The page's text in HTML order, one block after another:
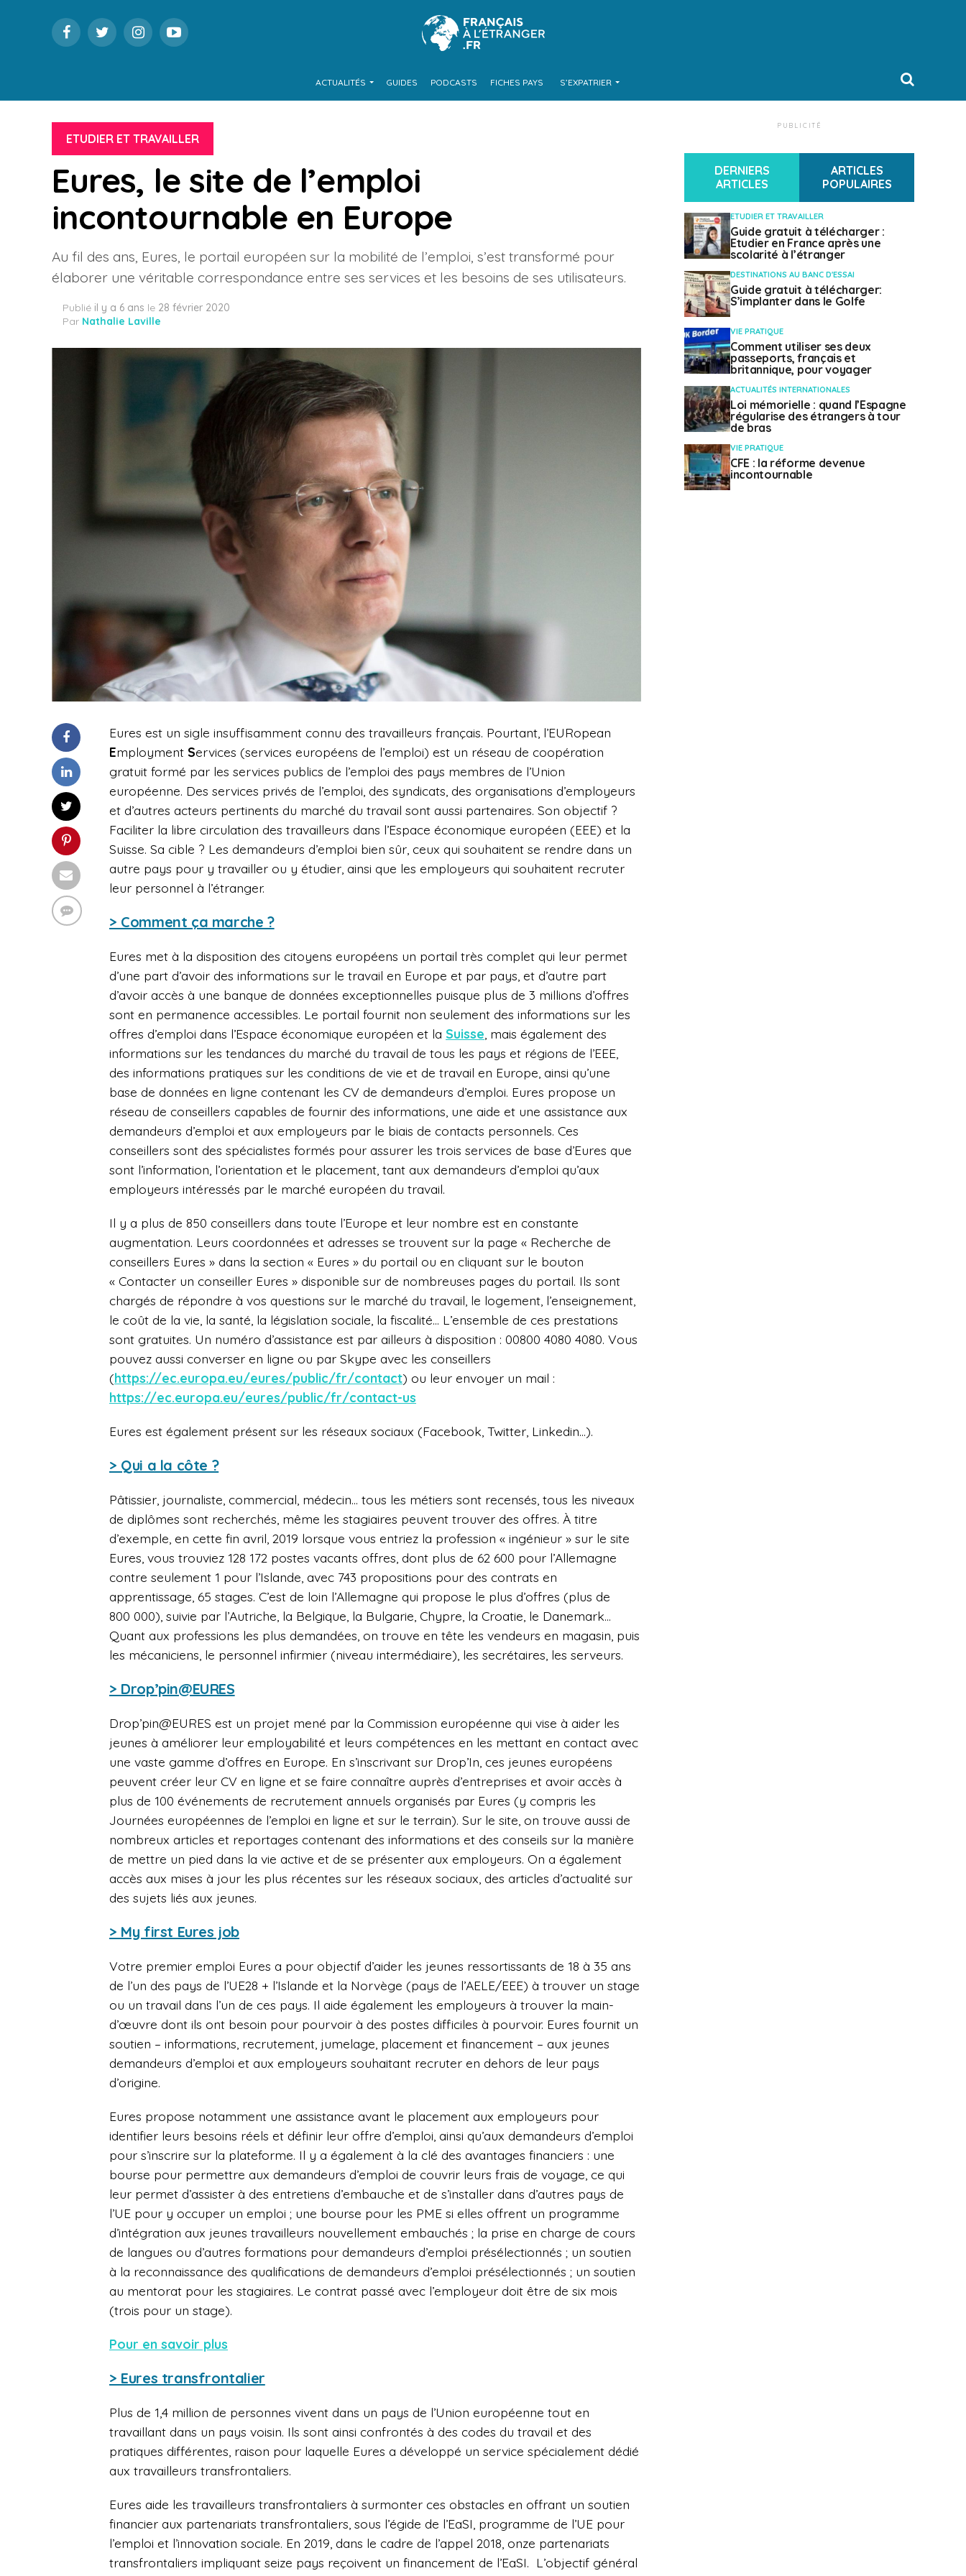
ACTUALITÉS GUIDES PODCASTS FICHES PAYS S’EXPATRIER
ETUDIER ET TRAVAILLER
Eures, le site de l’emploi
incontournable en Europe
Au fil des ans, Eures, le portail européen sur la mobilité de l’emploi, s’est transformé pour
élaborer une véritable correspondance entre ses services et les besoins de ses utilisateurs.
Publié il y a 6 ans le 28 février 2020
Par Nathalie Laville
Eures est un sigle insuffisamment connu des travailleurs français. Pourtant, l’EURopean
Employment Services (services européens de l’emploi) est un réseau de coopération
gratuit formé par les services publics de l’emploi des pays membres de l’Union
européenne. Des services privés de l’emploi, des syndicats, des organisations d’employeurs
et d’autres acteurs pertinents du marché du travail sont aussi partenaires. Son objectif ?
Faciliter la libre circulation des travailleurs dans l’Espace économique européen (EEE) et la
Suisse. Sa cible ? Les demandeurs d’emploi bien sûr, ceux qui souhaitent se rendre dans un
autre pays pour y travailler ou y étudier, ainsi que les employeurs qui souhaitent recruter
leur personnel à l’étranger.
> Comment ça marche ?
Eures met à la disposition des citoyens européens un portail très complet qui leur permet
d’une part d’avoir des informations sur le travail en Europe et par pays, et d’autre part
d’avoir accès à une banque de données exceptionnelles puisque plus de 3 millions d’offres
sont en permanence accessibles. Le portail fournit non seulement des informations sur les
offres d’emploi dans l’Espace économique européen et la Suisse , mais également des
informations sur les tendances du marché du travail de tous les pays et régions de l’EEE,
des informations pratiques sur les conditions de vie et de travail en Europe, ainsi qu’une
base de données en ligne contenant les CV de demandeurs d’emploi. Eures propose un
réseau de conseillers capables de fournir des informations, une aide et une assistance aux
demandeurs d’emploi et aux employeurs par le biais de contacts personnels. Ces
conseillers sont des spécialistes formés pour assurer les trois services de base d’Eures que
sont l’information, l’orientation et le placement, tant aux demandeurs d’emploi qu’aux
employeurs intéressés par le marché européen du travail.
Il y a plus de 850 conseillers dans toute l’Europe et leur nombre est en constante
augmentation. Leurs coordonnées et adresses se trouvent sur la page « Recherche de
conseillers Eures » dans la section « Eures » du portail ou en cliquant sur le bouton
« Contacter un conseiller Eures » disponible sur de nombreuses pages du portail. Ils sont
chargés de répondre à vos questions sur le marché du travail, le logement, l’enseignement,
le coût de la vie, la santé, la législation sociale, la fiscalité… L’ensemble de ces prestations
sont gratuites. Un numéro d’assistance est par ailleurs à disposition : 00800 4080 4080. Vous
pouvez aussi converser en ligne ou par Skype avec les conseillers
(https://ec.europa.eu/eures/public/fr/contact) ou leur envoyer un mail :
https://ec.europa.eu/eures/public/fr/contact-us
Eures est également présent sur les réseaux sociaux (Facebook, Twitter, Linkedin…).
> Qui a la côte ?
Pâtissier, journaliste, commercial, médecin… tous les métiers sont recensés, tous les niveaux
de diplômes sont recherchés, même les stagiaires peuvent trouver des offres. À titre
d’exemple, en cette fin avril, 2019 lorsque vous entriez la profession « ingénieur » sur le site
Eures, vous trouviez 128 172 postes vacants offres, dont plus de 62 600 pour l’Allemagne
contre seulement 1 pour l’Islande, avec 743 propositions pour des contrats en
apprentissage, 65 stages. C’est de loin l’Allemagne qui propose le plus d’offres (plus de
800 000), suivie par l’Autriche, la Belgique, la Bulgarie, Chypre, la Croatie, le Danemark…
Quant aux professions les plus demandées, on trouve en tête les vendeurs en magasin, puis
les mécaniciens, le personnel infirmier (niveau intermédiaire), les secrétaires, les serveurs.
> Drop’pin@EURES
Drop’pin@EURES est un projet mené par la Commission européenne qui vise à aider les
jeunes à améliorer leur employabilité et leurs compétences en les mettant en contact avec
une vaste gamme d’offres en Europe. En s’inscrivant sur Drop’In, ces jeunes européens
peuvent créer leur CV en ligne et se faire connaître auprès d’entreprises et avoir accès à
plus de 100 événements de recrutement annuels organisés par Eures (y compris les
Journées européennes de l’emploi en ligne et sur le terrain). Sur le site, on trouve aussi de
nombreux articles et reportages contenant des informations et des conseils sur la manière
de mettre un pied dans la vie active et de se présenter aux employeurs. On a également
accès aux mises à jour les plus récentes sur les réseaux sociaux, des articles d’actualité sur
des sujets liés aux jeunes.
> My first Eures job
Votre premier emploi Eures a pour objectif d’aider les jeunes ressortissants de 18 à 35 ans
de l’un des pays de l’UE28 + l’Islande et la Norvège (pays de l’AELE/EEE) à trouver un stage
ou un travail dans l’un de ces pays. Il aide également les employeurs à trouver la main-
d’œuvre dont ils ont besoin pour pourvoir à des postes difficiles à pourvoir. Eures fournit un
soutien – informations, recrutement, jumelage, placement et financement – aux jeunes
demandeurs d’emploi et aux employeurs souhaitant recruter en dehors de leur pays
d’origine.
Eures propose notamment une assistance avant le placement aux employeurs pour
identifier leurs besoins réels et définir leur offre d’emploi, ainsi qu’aux demandeurs d’emploi
pour s’inscrire sur la plateforme. Il y a également à la clé des avantages financiers : une
bourse pour permettre aux demandeurs d’emploi de couvrir leurs frais de voyage, ce qui
leur permet d’assister à des entretiens d’embauche et de s’installer dans d’autres pays de
l’UE pour y occuper un emploi ; une bourse pour les PME si elles offrent un programme
d’intégration aux jeunes travailleurs nouvellement embauchés ; la prise en charge de cours
de langues ou d’autres formations pour demandeurs d’emploi présélectionnés ; un soutien
à la reconnaissance des qualifications de demandeurs d’emploi présélectionnés ; un soutien
au mentorat pour les stagiaires. Le contrat passé avec l’employeur doit être de six mois
(trois pour un stage).
Pour en savoir plus
> Eures transfrontalier
Plus de 1,4 million de personnes vivent dans un pays de l’Union européenne tout en
travaillant dans un pays voisin. Ils sont ainsi confrontés à des codes du travail et des
pratiques différentes, raison pour laquelle Eures a développé un service spécialement dédié
aux travailleurs transfrontaliers.
Eures aide les travailleurs transfrontaliers à surmonter ces obstacles en offrant un soutien
financier aux partenariats transfrontaliers, sous l’égide de l’EaSI, programme de l’UE pour
l’emploi et l’innovation sociale. En 2019, dans le cadre de l’appel 2018, onze partenariats
transfrontaliers impliquant seize pays reçoivent un financement de l’EaSI. L’objectif général
PUBLICITÉ
DERNIERS
ARTICLES
ARTICLES
POPULAIRES
ETUDIER ET TRAVAILLER
Guide gratuit à télécharger :
Etudier en France après une
scolarité à l’étranger
DESTINATIONS AU BANC D'ESSAI
Guide gratuit à télécharger:
S’implanter dans le Golfe
VIE PRATIQUE
Comment utiliser ses deux
passeports, français et
britannique, pour voyager
ACTUALITÉS INTERNATIONALES
Loi mémorielle : quand l’Espagne
régularise des étrangers à tour
de bras
VIE PRATIQUE
CFE : la réforme devenue
incontournable